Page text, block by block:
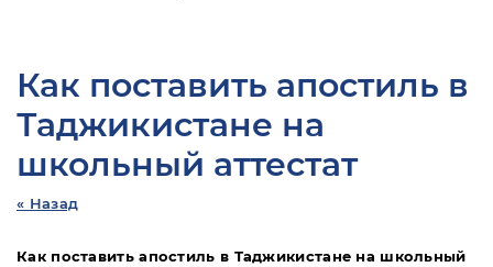
Как поставить апостиль в
Таджикистане на
школьный аттестат
« Назад
Как поставить апостиль в Таджикистане на школьный